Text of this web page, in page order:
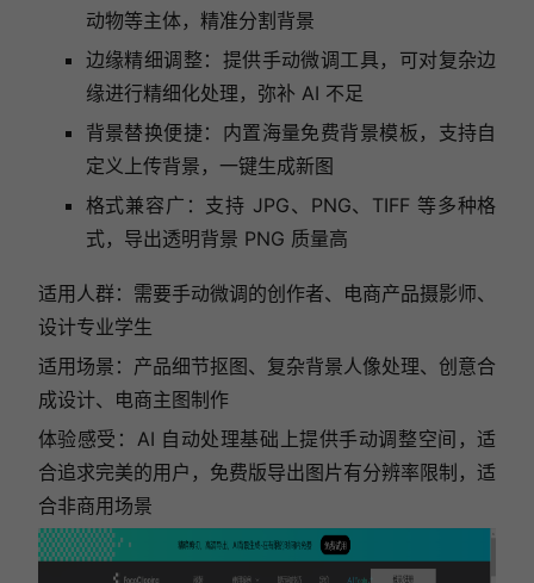
动物等主体，精准分割背景
边缘精细调整：提供手动微调工具，可对复杂边
缘进行精细化处理，弥补 AI 不足
背景替换便捷：内置海量免费背景模板，支持自
定义上传背景，一键生成新图
格式兼容广：支持 JPG、PNG、TIFF 等多种格
式，导出透明背景 PNG 质量高
适用人群：需要手动微调的创作者、电商产品摄影师、
设计专业学生
适用场景：产品细节抠图、复杂背景人像处理、创意合
成设计、电商主图制作
体验感受：AI 自动处理基础上提供手动调整空间，适
合追求完美的用户，免费版导出图片有分辨率限制，适
合非商用场景